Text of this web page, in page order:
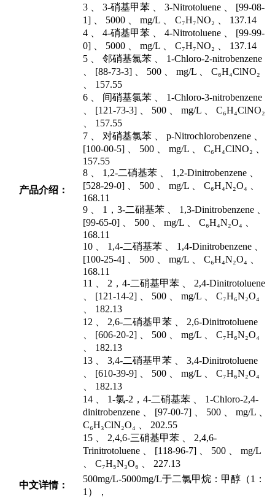
产品介绍：
3 、 3-硝基甲苯 、 3-Nitrotoluene 、 [99-08-
1] 、 5000 、 mg/L 、 C₇H₇NO₂ 、 137.14
4 、 4-硝基甲苯 、 4-Nitrotoluene 、 [99-99-
0] 、 5000 、 mg/L 、 C₇H₇NO₂ 、 137.14
5 、 邻硝基氯苯 、 1-Chloro-2-nitrobenzene
、 [88-73-3] 、 500 、 mg/L 、 C₆H₄ClNO₂
、 157.55
6 、 间硝基氯苯 、 1-Chloro-3-nitrobenzene
、 [121-73-3] 、 500 、 mg/L 、 C₆H₄ClNO₂
、 157.55
7 、 对硝基氯苯 、 p-Nitrochlorobenzene 、
[100-00-5] 、 500 、 mg/L 、 C₆H₄ClNO₂ 、
157.55
8 、 1,2-二硝基苯 、 1,2-Dinitrobenzene 、
[528-29-0] 、 500 、 mg/L 、 C₆H₄N₂O₄ 、
168.11
9 、 1，3-二硝基苯 、 1,3-Dinitrobenzene 、
[99-65-0] 、 500 、 mg/L 、 C₆H₄N₂O₄ 、
168.11
10 、 1,4-二硝基苯 、 1,4-Dinitrobenzene 、
[100-25-4] 、 500 、 mg/L 、 C₆H₄N₂O₄ 、
168.11
11 、 2，4-二硝基甲苯 、 2,4-Dinitrotoluene
、 [121-14-2] 、 500 、 mg/L 、 C₇H₆N₂O₄
、 182.13
12 、 2,6-二硝基甲苯 、 2,6-Dinitrotoluene
、 [606-20-2] 、 500 、 mg/L 、 C₇H₆N₂O₄
、 182.13
13 、 3,4-二硝基甲苯 、 3,4-Dinitrotoluene
、 [610-39-9] 、 500 、 mg/L 、 C₇H₆N₂O₄
、 182.13
14 、 1-氯-2，4-二硝基苯 、 1-Chloro-2,4-
dinitrobenzene 、 [97-00-7] 、 500 、 mg/L 、
C₆H₃ClN₂O₄ 、 202.55
15 、 2,4,6-三硝基甲苯 、 2,4,6-
Trinitrotoluene 、 [118-96-7] 、 500 、 mg/L
、 C₇H₅N₃O₆ 、 227.13
中文详情：
500mg/L-5000mg/L于二氯甲烷：甲醇（1：
1），